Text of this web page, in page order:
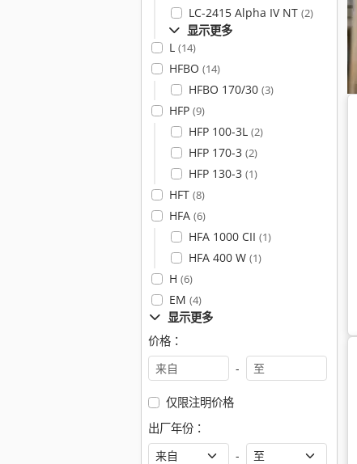
LC-2415 Alpha IV NT (2)
显示更多
L (14)
HFBO (14)
HFBO 170/30 (3)
HFP (9)
HFP 100-3L (2)
HFP 170-3 (2)
HFP 130-3 (1)
HFT (8)
HFA (6)
HFA 1000 CII (1)
HFA 400 W (1)
H (6)
EM (4)
显示更多
价格：
-
仅限注明价格
出厂年份：
-